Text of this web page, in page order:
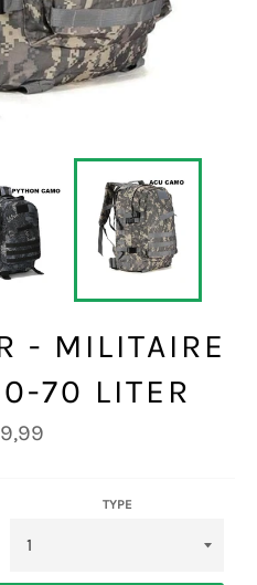
- MILITAIRE
70 LITER
TYPE